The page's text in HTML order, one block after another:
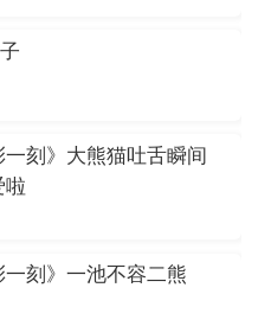
一刻》大熊猫吐舌瞬间
啦
一刻》一池不容二熊